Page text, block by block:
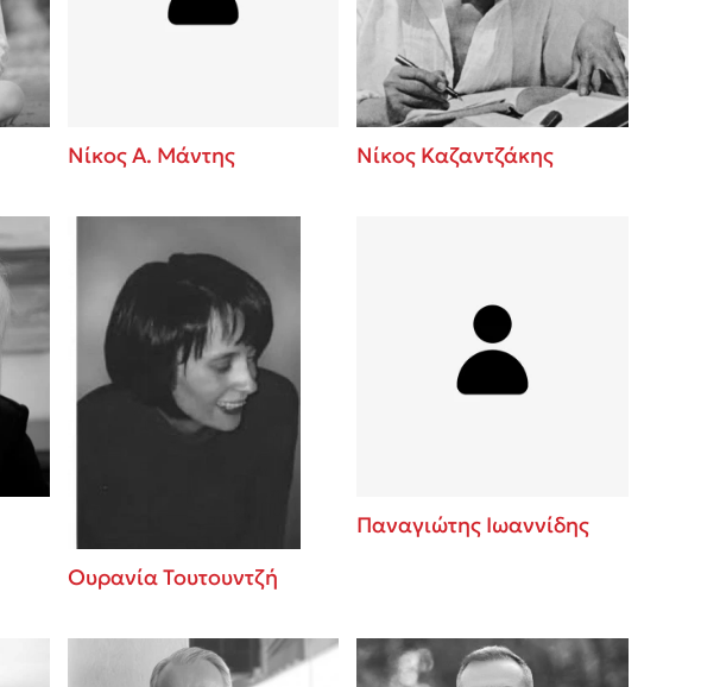
Νίκος Α. Μάντης Νίκος Καζαντζάκης
Ουρανία Τουτουντζή
Παναγιώτης Ιωαννίδης